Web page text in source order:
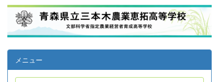
メニュー